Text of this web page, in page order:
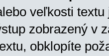
veľkosti
zobrazený v
obklopíte